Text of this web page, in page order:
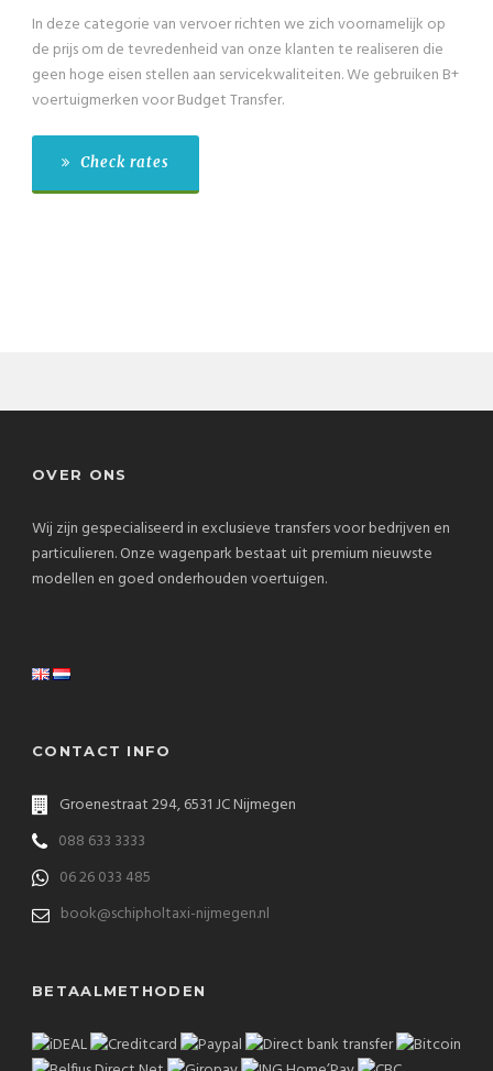
In deze categorie van vervoer richten we zich voornamelijk op
de prijs om de tevredenheid van onze klanten te realiseren die
geen hoge eisen stellen aan servicekwaliteiten. We gebruiken B+
voertuigmerken voor Budget Transfer.
Check rates
OVER ONS
Wij zijn gespecialiseerd in exclusieve transfers voor bedrijven en
particulieren. Onze wagenpark bestaat uit premium nieuwste
modellen en goed onderhouden voertuigen.
CONTACT INFO
Groenestraat 294, 6531 JC Nijmegen
088 633 3333
06 26 033 485
book@schipholtaxi-nijmegen.nl
BETAALMETHODEN